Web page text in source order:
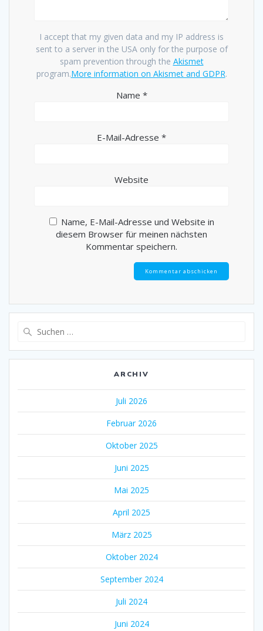
I accept that my given data and my IP address is
sent to a server in the USA only for the purpose of
spam prevention through the Akismet
program.More information on Akismet and GDPR.
Name *
E-Mail-Adresse *
Website
Name, E-Mail-Adresse und Website in
diesem Browser für meinen nächsten
Kommentar speichern.
ARCHIV
Juli 2026
Februar 2026
Oktober 2025
Juni 2025
Mai 2025
April 2025
März 2025
Oktober 2024
September 2024
Juli 2024
Juni 2024